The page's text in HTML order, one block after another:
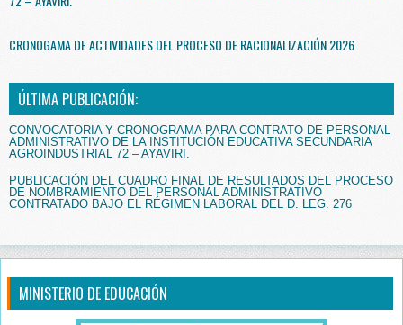
CRONOGAMA DE ACTIVIDADES DEL PROCESO DE RACIONALIZACIÓN 2026
ÚLTIMA PUBLICACIÓN:
CONVOCATORIA Y CRONOGRAMA PARA CONTRATO DE PERSONAL
ADMINISTRATIVO DE LA INSTITUCIÓN EDUCATIVA SECUNDARIA
AGROINDUSTRIAL 72 – AYAVIRI.
PUBLICACIÓN DEL CUADRO FINAL DE RESULTADOS DEL PROCESO
DE NOMBRAMIENTO DEL PERSONAL ADMINISTRATIVO
CONTRATADO BAJO EL RÉGIMEN LABORAL DEL D. LEG. 276
MINISTERIO DE EDUCACIÓN